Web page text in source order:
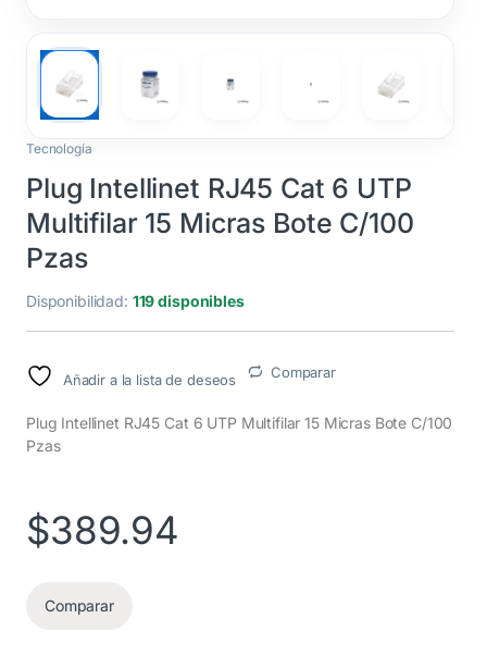
Tecnología
Plug Intellinet RJ45 Cat 6 UTP
Multifilar 15 Micras Bote C/100
Pzas
Disponibilidad: 119 disponibles
Añadir a la lista de deseos Comparar
Plug Intellinet RJ45 Cat 6 UTP Multifilar 15 Micras Bote C/100
Pzas
$389.94
Comparar